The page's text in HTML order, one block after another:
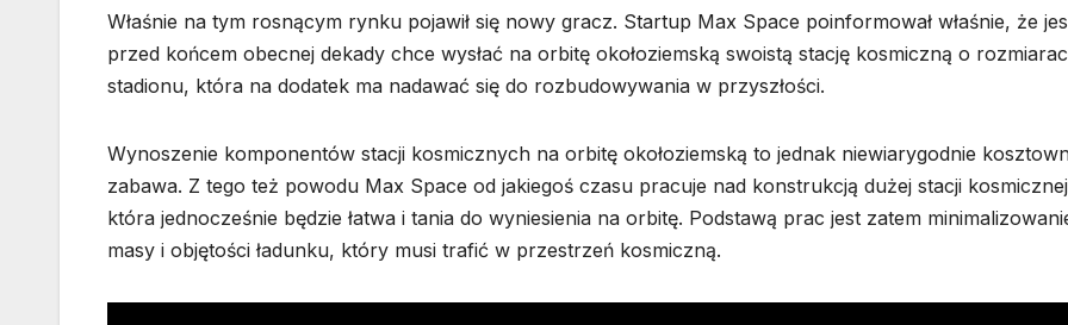
Właśnie na tym rosnącym rynku pojawił się nowy gracz. Startup Max Space poinformował właśnie, że
przed końcem obecnej dekady chce wysłać na orbitę okołoziemską swoistą stację kosmiczną o
stadionu, która na dodatek ma nadawać się do rozbudowywania w przyszłości.
Wynoszenie komponentów stacji kosmicznych na orbitę okołoziemską to jednak niewiarygodnie
zabawa. Z tego też powodu Max Space od jakiegoś czasu pracuje nad konstrukcją dużej stacji
która jednocześnie będzie łatwa i tania do wyniesienia na orbitę. Podstawą prac jest zatem
masy i objętości ładunku, który musi trafić w przestrzeń kosmiczną.